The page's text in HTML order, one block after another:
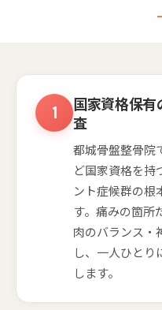
国家資格保有
査
都城骨盤整骨院
ど国家資格を持
ント症候群の根
す。痛みの箇所
肉のバランス・
し、一人ひとり
します。